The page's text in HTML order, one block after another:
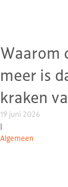
Waarom
meer is
kraken
19 juni 2026
|
Algemeen